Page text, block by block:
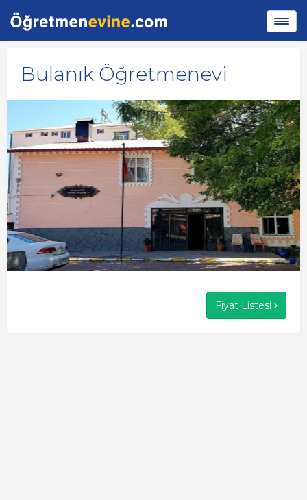
Bulanık Öğretmenevi
Fiyat Listesi